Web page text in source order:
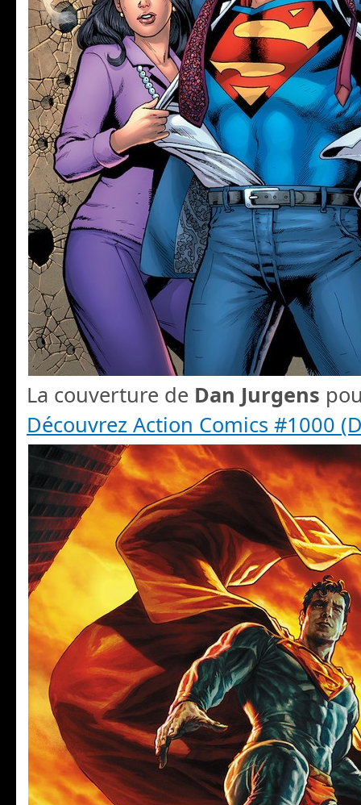
La couverture de Dan Jurgens
Découvrez Action Comics #1000